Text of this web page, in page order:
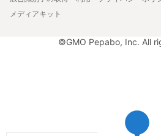
メディアキット
©GMO Pepabo, Inc. All